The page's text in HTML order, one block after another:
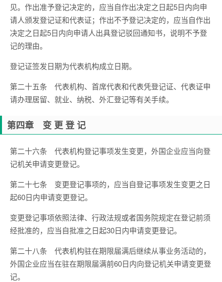
见。作出准予登记决定的，应当自作出决定之日起5日内向申
请人颁发登记证和代表证；作出不予登记决定的，应当自作出
决定之日起5日内向申请人出具登记驳回通知书，说明不予登
记的理由。
登记证签发日期为代表机构成立日期。
第二十五条 代表机构、首席代表和代表凭登记证、代表证申
请办理居留、就业、纳税、外汇登记等有关手续。
第四章 变 更 登 记
第二十六条 代表机构登记事项发生变更，外国企业应当向登
记机关申请变更登记。
第二十七条 变更登记事项的，应当自登记事项发生变更之日
起60日内申请变更登记。
变更登记事项依照法律、行政法规或者国务院规定在登记前须
经批准的，应当自批准之日起30日内申请变更登记。
第二十八条 代表机构驻在期限届满后继续从事业务活动的，
外国企业应当在驻在期限届满前60日内向登记机关申请变更登
记。